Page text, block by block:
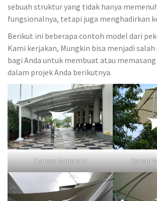
sebuah struktur yang tidak hanya
fungsionalnya, tetapi juga menghadirkan
Berikut ini beberapa contoh model dari
Kami kerjakan, Mungkin bisa menjadi
bagi Anda untuk membuat atau
dalam projek Anda berikutnya.
Canopy Membrane Kanopi